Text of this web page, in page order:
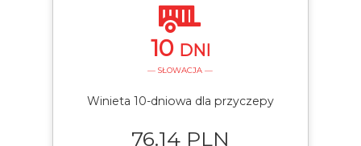
10 DNI
— SŁOWACJA —
Winieta 10-dniowa dla przyczepy
76.14 PLN